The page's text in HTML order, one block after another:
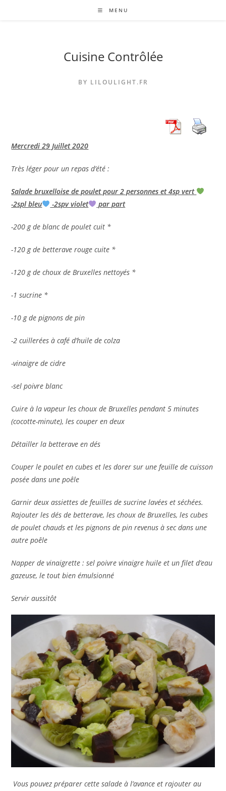
MENU
Cuisine Contrôlée
BY LILOULIGHT.FR
Mercredi 29 Juillet 2020
Très léger pour un repas d’été :
Salade bruxelloise de poulet pour 2 personnes et 4sp vert
-2spl bleu
-2spv violet par part
-200 g de blanc de poulet cuit *
-120 g de betterave rouge cuite *
-120 g de choux de Bruxelles nettoyés *
-1 sucrine *
-10 g de pignons de pin
-2 cuillerées à café d’huile de colza
-vinaigre de cidre
-sel poivre blanc
Cuire à la vapeur les choux de Bruxelles pendant 5 minutes
(cocotte-minute), les couper en deux
Détailler la betterave en dés
Couper le poulet en cubes et les dorer sur une feuille de cuisson
posée dans une poêle
Garnir deux assiettes de feuilles de sucrine lavées et séchées.
Rajouter les dés de betterave, les choux de Bruxelles, les cubes
de poulet chauds et les pignons de pin revenus à sec dans une
autre poêle
Napper de vinaigrette : sel poivre vinaigre huile et un filet d’eau
gazeuse, le tout bien émulsionné
Servir aussitôt
Vous pouvez préparer cette salade à l’avance et rajouter au